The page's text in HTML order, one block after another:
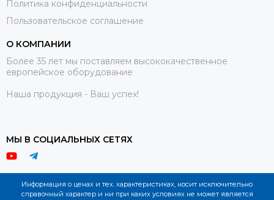
Политика конфиденциальности
Пользовательское соглашение
О КОМПАНИИ
Более 35 лет мы поставляем высококачественное
европейское оборудование
Наша продукция - Ваш успех!
МЫ В СОЦИАЛЬНЫХ СЕТЯХ
Информация о ценах и тех. характеристиках, носит исключительно
справочный характер и ни при каких условиях не может является